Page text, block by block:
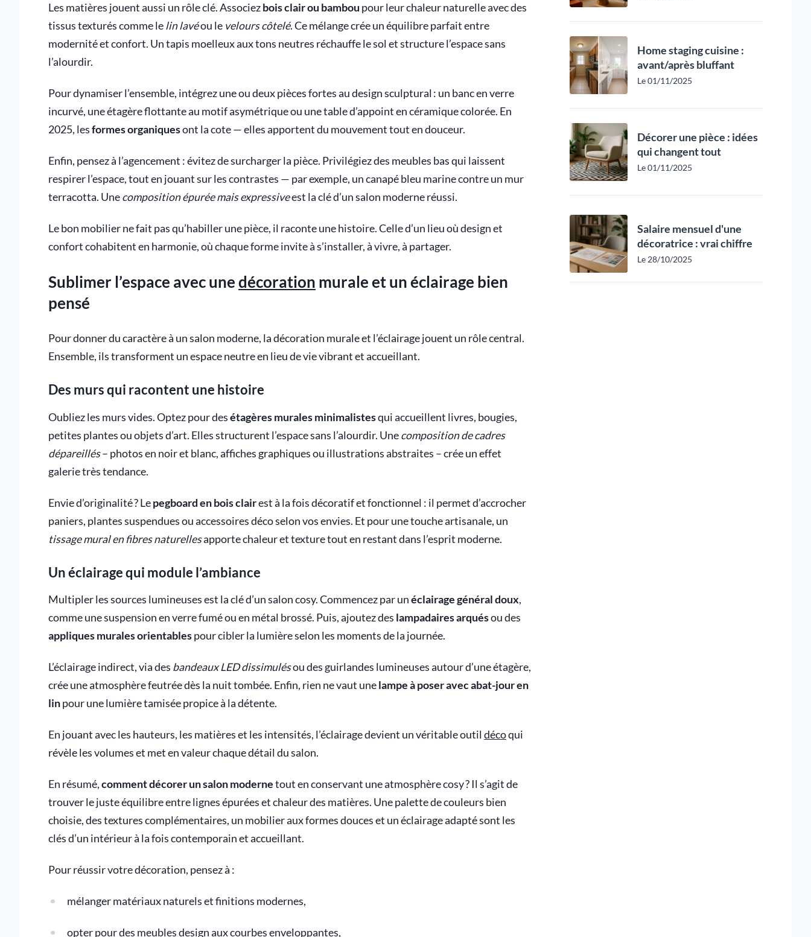
Les matières jouent aussi un rôle clé. Associezbois clair ou bambou pour leur chaleur naturelle avec des
tissus texturés comme lelin lavéou le velours côtelé. Ce mélange crée un équilibre parfait entre
modernité et confort. Un tapis moelleux aux tons neutres réchauffe le sol et structure l’espace sans
l’alourdir.
Pour dynamiser l’ensemble, intégrez une ou deux pièces fortes au design sculptural : un banc en verre
incurvé, une étagère flottante au motif asymétrique ou une table d’appoint en céramique colorée. En
2025, lesformes organiquesont la cote — elles apportent du mouvement tout en douceur.
Enfin, pensez à l’agencement : évitez de surcharger la pièce. Privilégiez des meubles bas qui laissent
respirer l’espace, tout en jouant sur les contrastes — par exemple, un canapé bleu marine contre un mur
terracotta. Unecomposition épurée mais expressiveest la clé d’un salon moderne réussi.
Le bon mobilier ne fait pas qu’habiller une pièce, il raconte une histoire. Celle d’un lieu où design et
confort cohabitent en harmonie, où chaque forme invite à s’installer, à vivre, à partager.
Sublimer l’espace avec unedécoration murale et un éclairage bien
pensé
Pour donner du caractère à un salon moderne, la décoration murale et l’éclairage jouent un rôle central.
Ensemble, ils transforment un espace neutre en lieu de vie vibrant et accueillant.
Des murs qui racontent une histoire
Oubliez les murs vides. Optez pour desétagères murales minimalistesqui accueillent livres, bougies,
petites plantes ou objets d’art. Elles structurent l’espace sans l’alourdir. Unecomposition de cadres
dépareillés– photos en noir et blanc, affiches graphiques ou illustrations abstraites – crée un effet
galerie très tendance.
Envie d’originalité ? Lepegboard en bois clairest à la fois décoratif et fonctionnel : il permet d’accrocher
paniers, plantes suspendues ou accessoires déco selon vos envies. Et pour une touche artisanale, un
tissage mural en fibres naturellesapporte chaleur et texture tout en restant dans l’esprit moderne.
Un éclairage qui module l’ambiance
Multipler les sources lumineuses est la clé d’un salon cosy. Commencez par unéclairage général doux,
comme une suspension en verre fumé ou en métal brossé. Puis, ajoutez des lampadaires arquésou des
appliques murales orientablespour cibler la lumière selon les moments de la journée.
L’éclairage indirect, via des bandeaux LED dissimulésou des guirlandes lumineuses autour d’une étagère,
crée une atmosphère feutrée dès la nuit tombée. Enfin, rien ne vaut unelampe à poser avec abat-jour en
linpour une lumière tamisée propice à la détente.
En jouant avec les hauteurs, les matières et les intensités, l’éclairage devient un véritable outil décoqui
révèle les volumes et met en valeur chaque détail du salon.
En résumé,comment décorer un salon modernetout en conservant une atmosphère cosy ? Il s’agit de
trouver le juste équilibre entre lignes épurées et chaleur des matières. Une palette de couleurs bien
choisie, des textures complémentaires, un mobilier aux formes douces et un éclairage adapté sont les
clés d’un intérieur à la fois contemporain et accueillant.
Pour réussir votre décoration, pensez à :
mélanger matériaux naturels et finitions modernes,
opter pour des meubles design aux courbes enveloppantes,
Home staging cuisine :
avant/après bluffant
Le 01/11/2025
Décorer une pièce : idées
qui changent tout
Le 01/11/2025
Salaire mensuel d'une
décoratrice : vrai chiffre
Le 28/10/2025